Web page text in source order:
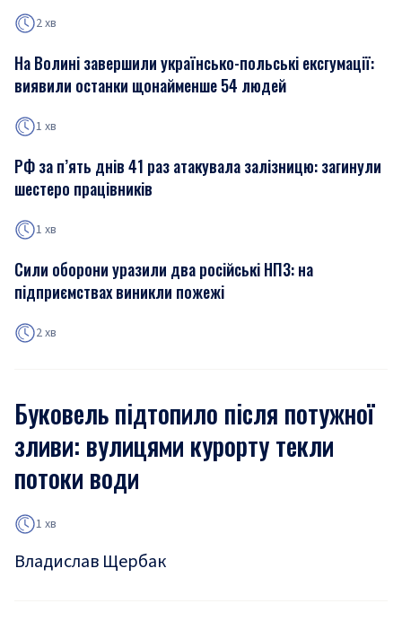
2 хв
На Волині завершили українсько-польські ексгумації:
виявили останки щонайменше 54 людей
1 хв
РФ за п’ять днів 41 раз атакувала залізницю: загинули
шестеро працівників
1 хв
Сили оборони уразили два російські НПЗ: на
підприємствах виникли пожежі
2 хв
Буковель підтопило після потужної
зливи: вулицями курорту текли
потоки води
1 хв
Владислав Щербак